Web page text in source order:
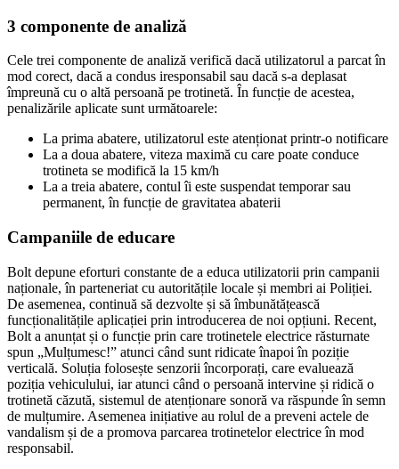
3 componente de analiză
Cele trei componente de analiză verifică dacă utilizatorul a parcat în
mod corect, dacă a condus iresponsabil sau dacă s-a deplasat
împreună cu o altă persoană pe trotinetă. În funcție de acestea,
penalizările aplicate sunt următoarele:
La prima abatere, utilizatorul este atenționat printr-o notificare
La a doua abatere, viteza maximă cu care poate conduce
trotineta se modifică la 15 km/h
La a treia abatere, contul îi este suspendat temporar sau
permanent, în funcție de gravitatea abaterii
Campaniile de educare
Bolt depune eforturi constante de a educa utilizatorii prin campanii
naționale, în parteneriat cu autoritățile locale și membri ai Poliției.
De asemenea, continuă să dezvolte și să îmbunătățească
funcționalitățile aplicației prin introducerea de noi opțiuni. Recent,
Bolt a anunțat și o funcție prin care trotinetele electrice răsturnate
spun „Mulțumesc!” atunci când sunt ridicate înapoi în poziție
verticală. Soluția folosește senzorii încorporați, care evaluează
poziția vehiculului, iar atunci când o persoană intervine și ridică o
trotinetă căzută, sistemul de atenționare sonoră va răspunde în semn
de mulțumire. Asemenea inițiative au rolul de a preveni actele de
vandalism și de a promova parcarea trotinetelor electrice în mod
responsabil.